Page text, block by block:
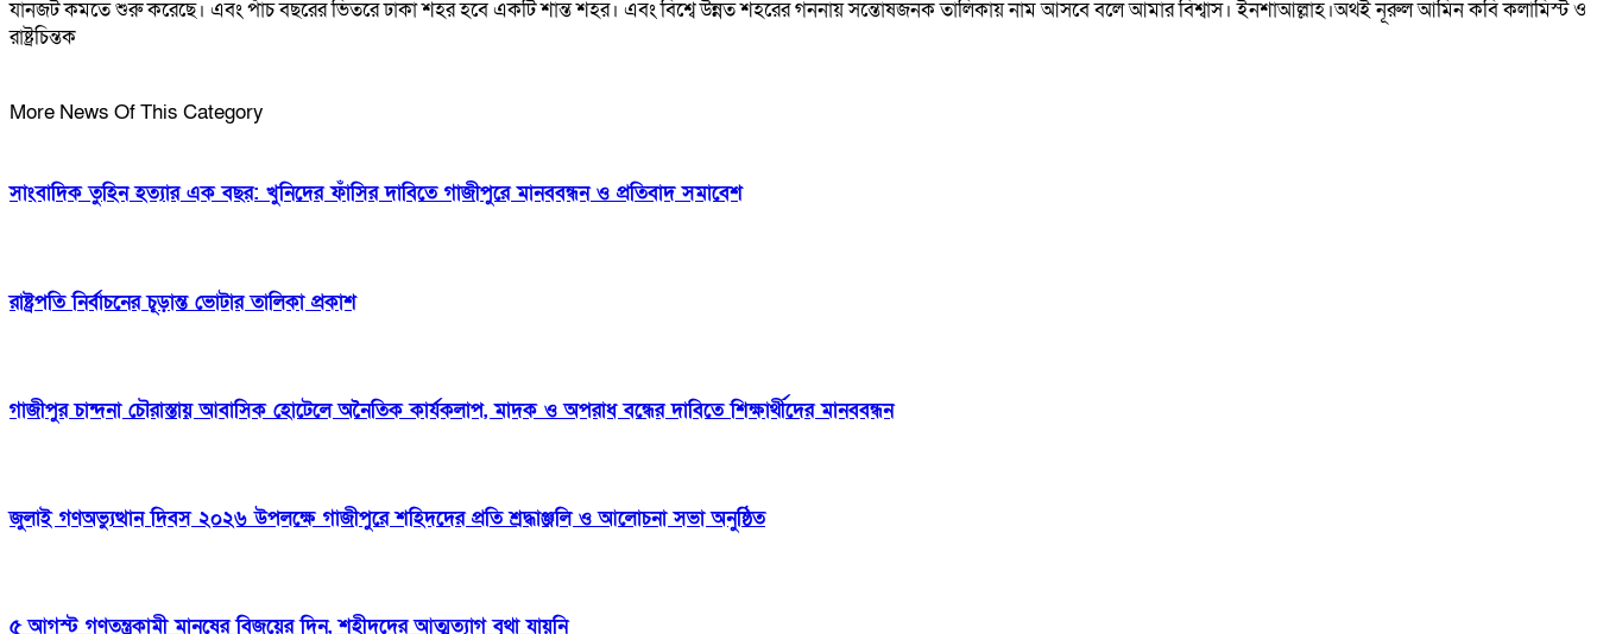
যানজট কমতে শুরু করেছে। এবং পাঁচ বছরের ভিতরে ঢাকা শহর হবে একটি শান্ত শহর। এবং বিশ্বে উন্নত শহরের গননায় সন্তোষজনক তালিকায় নাম আসবে বলে আমার বিশ্বাস। ইনশাআল্লাহ।অথই নূরুল আমিন কবি কলামিস্ট ও
রাষ্ট্রচিন্তক
More News Of This Category
সাংবাদিক তুহিন হত্যার এক বছর: খুনিদের ফাঁসির দাবিতে গাজীপুরে মানববন্ধন ও প্রতিবাদ সমাবেশ
রাষ্ট্রপতি নির্বাচনের চূড়ান্ত ভোটার তালিকা প্রকাশ
গাজীপুর চান্দনা চৌরাস্তায় আবাসিক হোটেলে অনৈতিক কার্যকলাপ, মাদক ও অপরাধ বন্ধের দাবিতে শিক্ষার্থীদের মানববন্ধন
জুলাই গণঅভ্যুত্থান দিবস ২০২৬ উপলক্ষে গাজীপুরে শহিদদের প্রতি শ্রদ্ধাঞ্জলি ও আলোচনা সভা অনুষ্ঠিত
৫ আগস্ট গণতন্ত্রকামী মানুষের বিজয়ের দিন, শহীদদের আত্মত্যাগ বৃথা যায়নি